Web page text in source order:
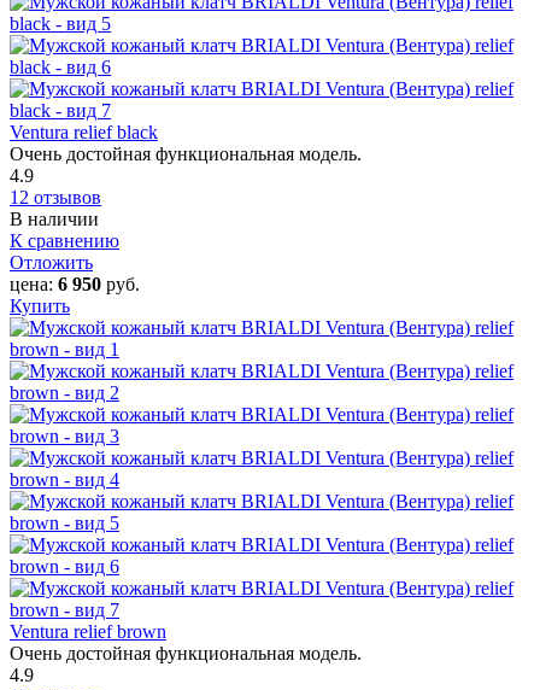
Ventura relief black
Очень достойная функциональная модель.
4.9
12 отзывов
В наличии
К сравнению
Отложить
цена: 6 950 руб.
Купить
Ventura relief brown
Очень достойная функциональная модель.
4.9